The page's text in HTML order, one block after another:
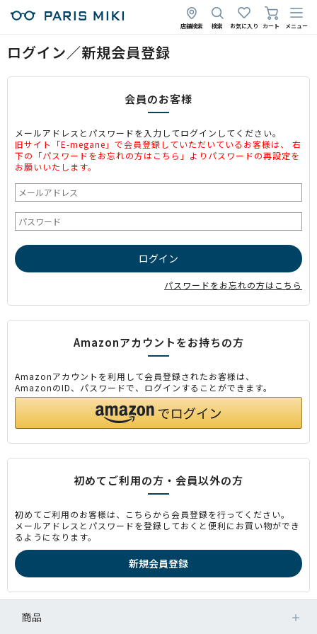
店舗検索 検索 お気に入り カート メニュー
ログイン／新規会員登録
会員のお客様
メールアドレスとパスワードを入力してログインしてください。
旧サイト「E-megane」で会員登録していただいているお客様は、 右
下の「パスワードをお忘れの方はこちら」よりパスワードの再設定を
お願いいたします。
パスワードをお忘れの方はこちら
Amazonアカウントをお持ちの方
Amazonアカウントを利用して会員登録されたお客様は、
AmazonのID、パスワードで、ログインすることができます。
初めてご利用の方・会員以外の方
初めてご利用のお客様は、こちらから会員登録を行ってください。
メールアドレスとパスワードを登録しておくと便利にお買い物ができ
るようになります。
商品